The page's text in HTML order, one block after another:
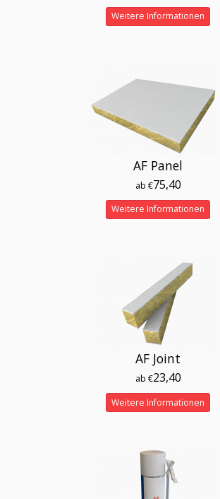
Weitere Informationen
AF Panel
ab €75,40
Weitere Informationen
AF Joint
ab €23,40
Weitere Informationen